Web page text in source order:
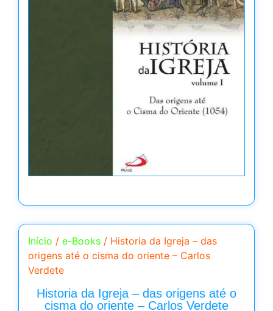
Início / e-Books / Historia da Igreja – das
origens até o cisma do oriente – Carlos
Verdete
Historia da Igreja – das origens até o
cisma do oriente – Carlos Verdete